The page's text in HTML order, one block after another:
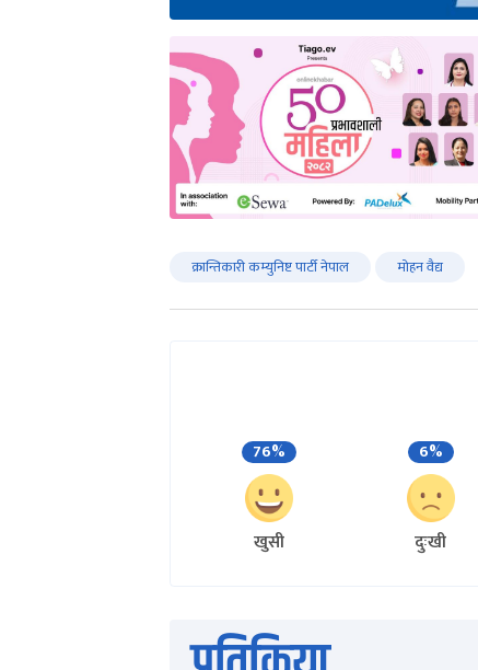
क्रान्तिकारी कम्युनिष्ट पार्टी नेपाल मोहन वैद्य
76%
खुसी
6%
दुःखी